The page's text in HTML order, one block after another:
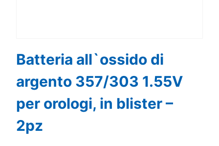
Batteria all`ossido di
argento 357/303 1.55V
per orologi, in blister –
2pz